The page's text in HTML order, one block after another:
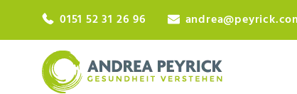
0151 52 31 26 96